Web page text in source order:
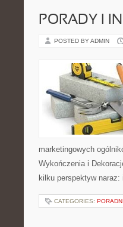
PORADY I
POSTED BY ADMIN
marketingowych
Wykończenia i
kilku perspektyw
CATEGORIES: